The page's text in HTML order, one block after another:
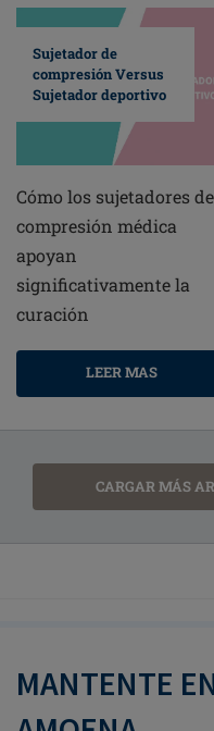
Sujetador de
compresión Versus
Sujetador deportivo
Cómo los sujetadores de
compresión médica
apoyan
significativamente la
curación
LEER MAS
CARGAR MÁS
MANTENTE